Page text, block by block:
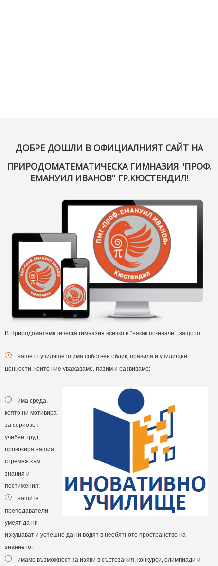
ДОБРЕ ДОШЛИ В ОФИЦИАЛНИЯТ САЙТ НА
ПРИРОДОМАТЕМАТИЧЕСКА ГИМНАЗИЯ "ПРОФ.
ЕМАНУИЛ ИВАНОВ" ГР.КЮСТЕНДИЛ!
В Природоматематическа гимназия всичко е “някак по-иначе”, защото:
нашето училището има собствен облик, правила и училищни
ценности, които ние уважаваме, пазим и развиваме;
има среда,
която ни мотивира
за сериозен
учебен труд,
провокира нашия
стремеж към
знания и
постижения;
нашите
преподаватели
умеят да ни
изкушават и успешно да ни водят в необятното пространство на
знанието;
имаме възможност за изяви в състезания, конкурси, олимпиади и